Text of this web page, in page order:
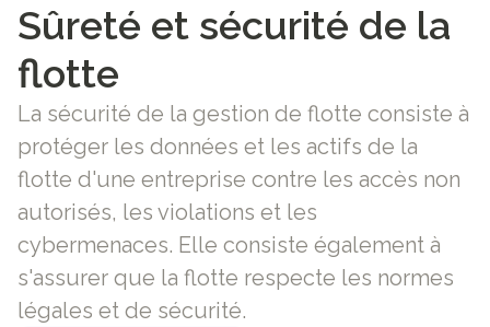
Sûreté et sécurité de la
flotte
La sécurité de la gestion de flotte consiste à
protéger les données et les actifs de la
flotte d'une entreprise contre les accès non
autorisés, les violations et les
cybermenaces. Elle consiste également à
s'assurer que la flotte respecte les normes
légales et de sécurité.